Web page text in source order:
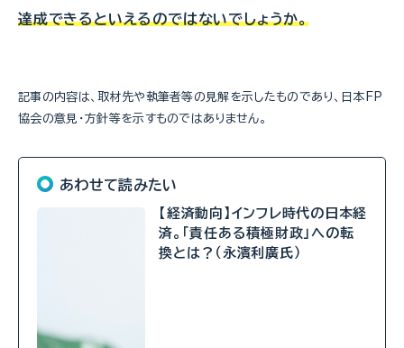
達成できるといえるのではないでしょうか。
記事の内容は、取材先や執筆者等の見解を示したものであり、日本FP
協会の意見・方針等を示すものではありません。
あわせて読みたい
【経済動向】インフレ時代の日本経
済。「責任ある積極財政」への転
換とは？（永濱利廣氏）